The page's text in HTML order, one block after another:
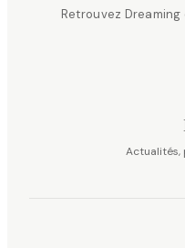
Retrouvez
Actualités,